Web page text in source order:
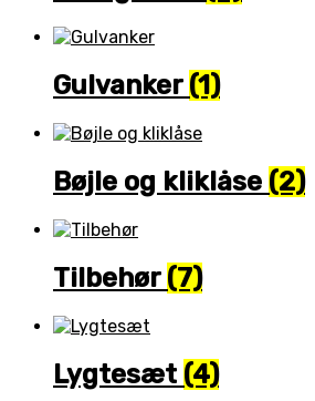
Gulvanker (1)
Bøjle og kliklåse (2)
Tilbehør (7)
Lygtesæt (4)